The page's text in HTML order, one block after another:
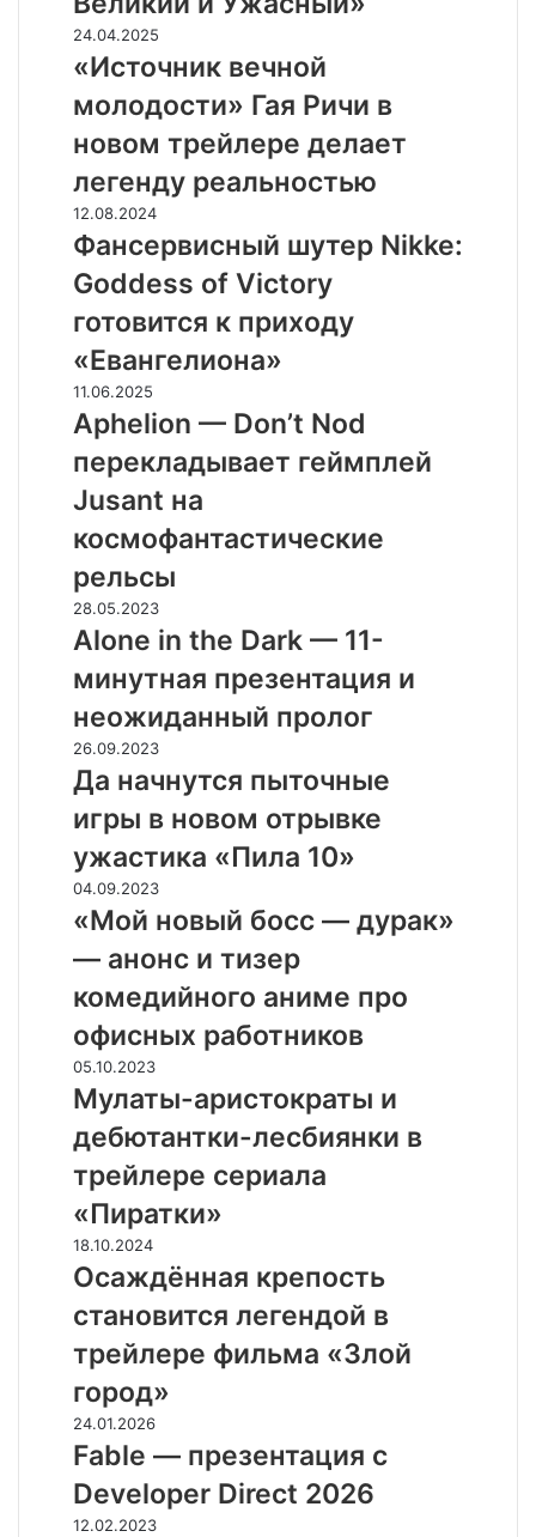
Изумрудного
города.
Великий
Ужасный»
«Источник
вечной
молодости»
Гая
Ричи
в
новом
трейлере
делает
легенду
реальностью
24.04.2025
«Источник вечной
молодости» Гая Ричи в
новом трейлере делает
легенду реальностью
Фансервисный
шутер
Nikke:
Goddess
of
Victory
готовится
к
приходу
«Евангелиона»
12.08.2024
Фансервисный шутер Nikke:
Goddess of Victory
готовится к приходу
«Евангелиона»
Aphelion
—
Don’t
Nod
перекладывает
геймплей
Jusant
космофантастические
рельсы
11.06.2025
Aphelion — Don’t Nod
перекладывает геймплей
Jusant на
космофантастические
рельсы
Alone
in
Dark
—
11-
минутная
презентация
неожиданный
пролог
28.05.2023
Alone in the Dark — 11-
минутная презентация и
неожиданный пролог
Да
начнутся
пыточные
игры
в
новом
отрывке
ужастика
26.09.2023
Да начнутся пыточные
игры в новом отрывке
ужастика «Пила 10»
«Мой
новый
—
дурак»
—
анонс
и
тизер
комедийного
аниме
офисных
работников
04.09.2023
«Мой новый босс — дурак»
— анонс и тизер
комедийного аниме про
офисных работников
Мулаты-
аристократы
дебютантки-
лесбиянки
в
трейлере
сериала
«Пиратки»
05.10.2023
Мулаты-аристократы и
дебютантки-лесбиянки в
трейлере сериала
«Пиратки»
Осаждённая
крепость
становится
легендой
в
трейлере
фильма
«Злой
город»
18.10.2024
Осаждённая крепость
становится легендой в
трейлере фильма «Злой
город»
Fable
—
презентация
с
Developer
24.01.2026
Fable — презентация с
Developer Direct 2026
YouTube-
12.02.2023